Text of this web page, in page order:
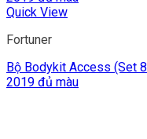
Quick View
Fortuner
Bộ Bodykit Access (Set
2019 đủ màu